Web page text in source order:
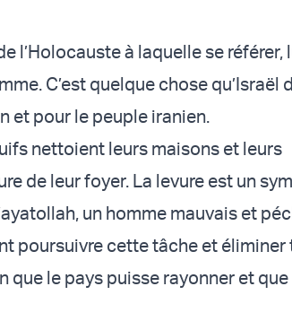
l’Holocauste à laquelle se référer,
C’est quelque chose qu’Israël
et pour le peuple iranien.
nettoient leurs maisons et leurs
de leur foyer. La levure est un
un homme mauvais et
poursuivre cette tâche et éliminer
que le pays puisse rayonner et